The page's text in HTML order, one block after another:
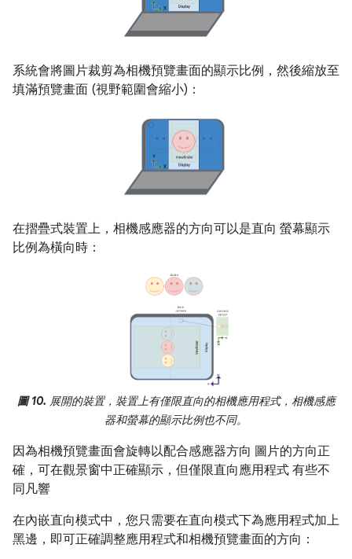
系統會將圖片裁剪為相機預覽畫面的顯示比例，然後縮放至
填滿預覽畫面 (視野範圍會縮小)：
在摺疊式裝置上，相機感應器的方向可以是直向 螢幕顯示
比例為橫向時：
圖 10. 展開的裝置，裝置上有僅限直向的相機應用程式，相機感應
器和螢幕的顯示比例也不同。
因為相機預覽畫面會旋轉以配合感應器方向 圖片的方向正
確，可在觀景窗中正確顯示，但僅限直向應用程式 有些不
同凡響
在內嵌直向模式中，您只需要在直向模式下為應用程式加上
黑邊，即可正確調整應用程式和相機預覽畫面的方向：